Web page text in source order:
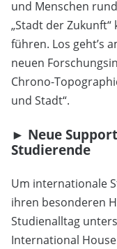
und Menschen
„Stadt der
führen. Los geht’s
neuen
Chrono-
und Stadt“.
► Neue
Studierende
Um internationale
ihren besonderen
Studienalltag
International